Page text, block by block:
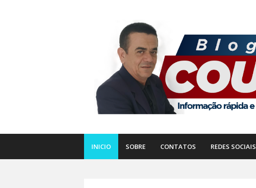
INICIO SOBRE CONTATOS REDES SOCIAIS